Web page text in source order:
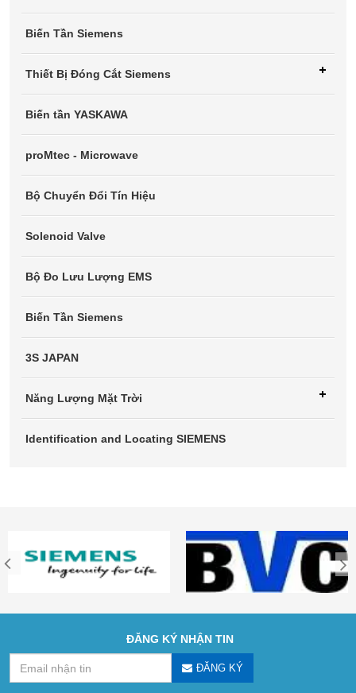
Biến Tần Siemens
Thiết Bị Đóng Cắt Siemens
Biến tần YASKAWA
proMtec - Microwave
Bộ Chuyển Đổi Tín Hiệu
Solenoid Valve
Bộ Đo Lưu Lượng EMS
Biến Tần Siemens
3S JAPAN
Năng Lượng Mặt Trời
Identification and Locating SIEMENS
ĐĂNG KÝ NHẬN TIN
ĐĂNG KÝ